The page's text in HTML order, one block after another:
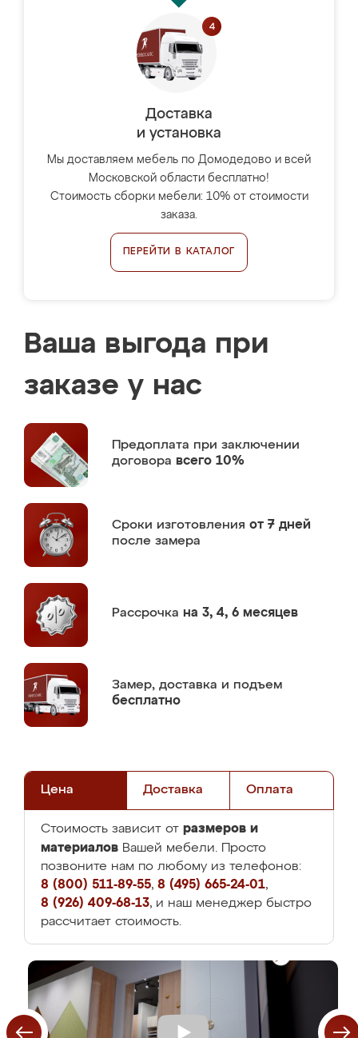
Доставка
и установка
Мы доставляем мебель по Домодедово и всей
Московской области бесплатно!
Стоимость сборки мебели: 10% от стоимости
заказа.
ПЕРЕЙТИ В КАТАЛОГ
Ваша выгода при
заказе у нас
Предоплата при заключении
договора всего 10%
Сроки изготовления от 7 дней
после замера
Рассрочка на 3, 4, 6 месяцев
Замер, доставка и подъем
бесплатно
Цена Доставка Оплата
Стоимость зависит от размеров и
материалов Вашей мебели. Просто
позвоните нам по любому из телефонов:
8 (800) 511-89-55, 8 (495) 665-24-01,
8 (926) 409-68-13, и наш менеджер быстро
рассчитает стоимость.